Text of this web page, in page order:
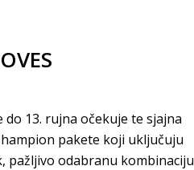
13. rujna očekuje te sjajna
pakete koji uključuju
pažljivo odabranu kombinaciju